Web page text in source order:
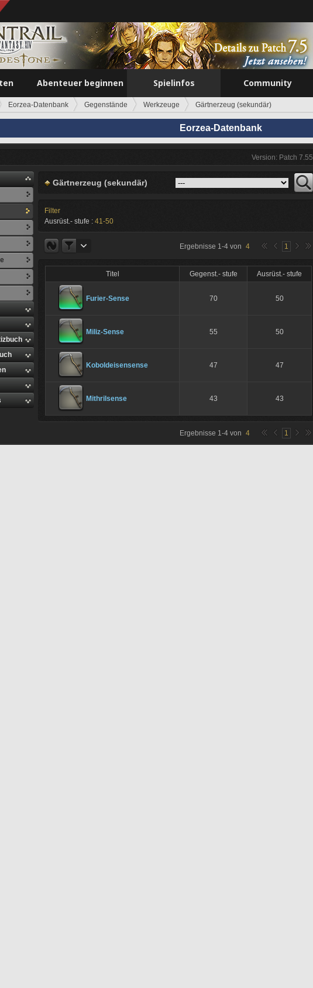
Abenteuer beginnen Spielinfos Community
Eorzea-Datenbank Gegenstände Werkzeuge Gärtnerzeug (sekundär)
Eorzea-Datenbank
Version: Patch 7.55
Gärtnerzeug (sekundär)
Filter
Ausrüst.- stufe : 41-50
Ergebnisse 1-4 von 4 1
Titel Gegenst.- stufe Ausrüst.- stufe
Furier-Sense 70 50
Miliz-Sense 55 50
Koboldeisensense 47 47
Mithrilsense 43 43
Ergebnisse 1-4 von 4 1